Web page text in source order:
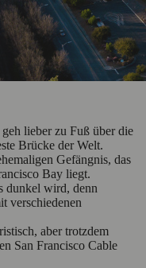
lieber zu Fuß über die
Brücke der Welt.
Gefängnis, das
Bay liegt.
dunkel wird, denn
verschiedenen
aber trotzdem
San Francisco Cable